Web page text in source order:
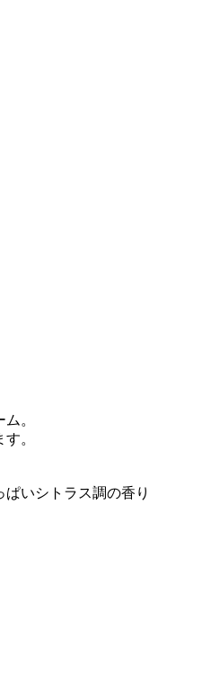
。
。
いシトラス調の香り